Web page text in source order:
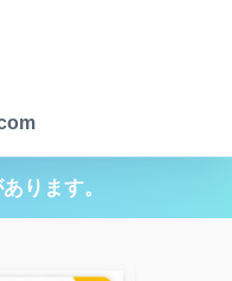
ります。